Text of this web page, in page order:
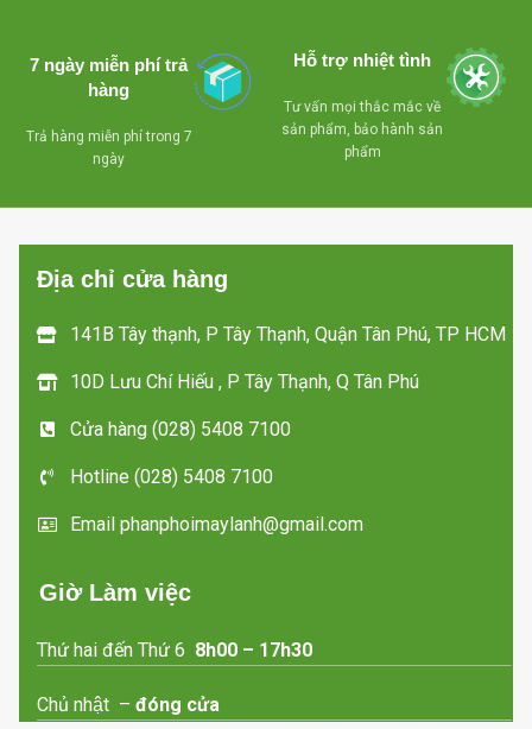
- Khóa an toàn
dể dàng di chuyển mọi
hàng tận nơi trong
TP HCM
- Bánh xe chịu lực
dể dàng di chuyển mọi
hướng
làm bằng chất liệu
nhôm
7 ngày miễn phí trả
hàng
Trả hàng miễn phí trong 7
ngày
Hỗ trợ nhiệt tình
Tư vấn mọi thắc mắc về
sản phẩm, bảo hành sản
phẩm
Địa chỉ cửa hàng
141B Tây thạnh, P Tây Thạnh, Quận Tân Phú, TP HCM
10D Lưu Chí Hiếu , P Tây Thạnh, Q Tân Phú
Cửa hàng (028) 5408 7100
Hotline (028) 5408 7100
Email phanphoimaylanh@gmail.com
Giờ Làm việc
Thứ hai đến Thứ 6 8h00 – 17h30
Chủ nhật –đóng cửa